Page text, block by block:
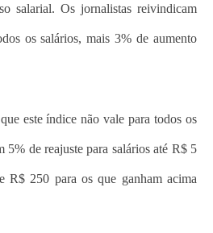
salarial. Os jornalistas reivindicam
os salários, mais 3% de aumento
este índice não vale para todos os
5% de reajuste para salários até R$ 5
R$ 250 para os que ganham acima